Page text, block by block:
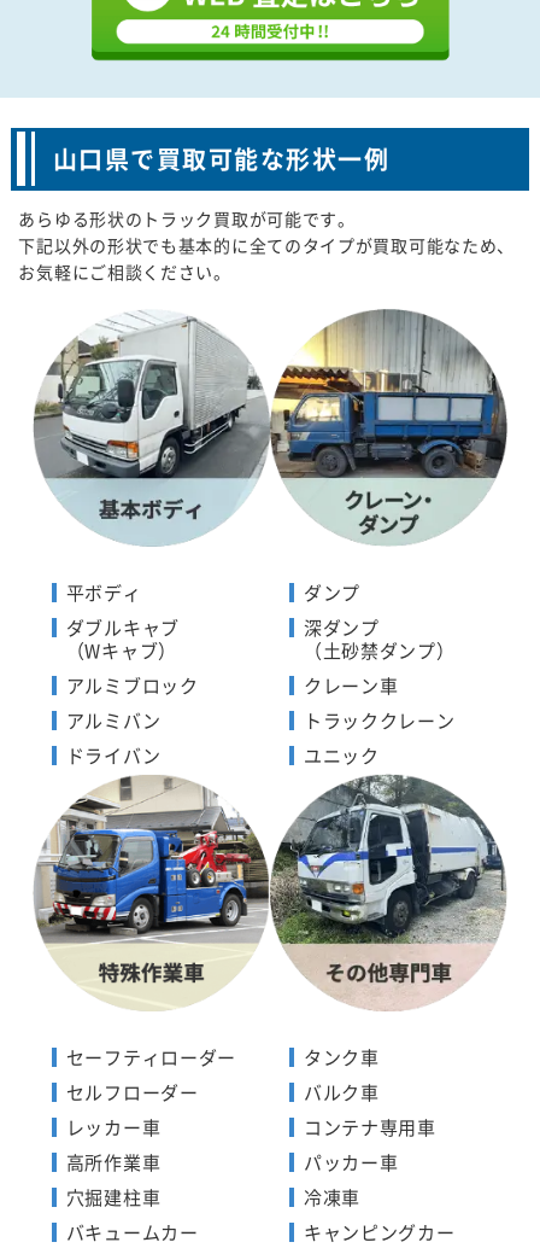
山口県で買取可能な形状一例
あらゆる形状のトラック買取が可能です。
下記以外の形状でも基本的に全てのタイプが買取可能なため、
お気軽にご相談ください。
平ボディ
ダブルキャブ
（Wキャブ）
アルミブロック
アルミバン
ドライバン
ダンプ
深ダンプ
（土砂禁ダンプ）
クレーン車
トラッククレーン
ユニック
セーフティローダー
セルフローダー
レッカー車
高所作業車
穴掘建柱車
バキュームカー
タンク車
バルク車
コンテナ専用車
パッカー車
冷凍車
キャンピングカー